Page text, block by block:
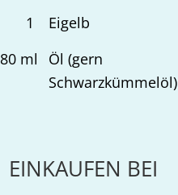
1
Eigelb
80ml
Öl (gern
Schwarzkümmelöl)
EINKAUFEN BEI